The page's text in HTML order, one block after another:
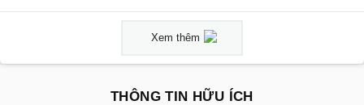
Xem thêm
THÔNG TIN HỮU ÍCH